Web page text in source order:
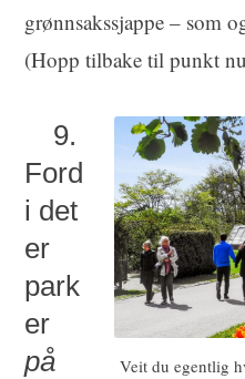
grønnsakssjappe – som
(Hopp tilbake til punkt
Veit du egentlig
9.
Ford
i det
er
park
er
på